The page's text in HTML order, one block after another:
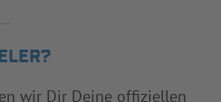
wir Dir Deine offiziellen